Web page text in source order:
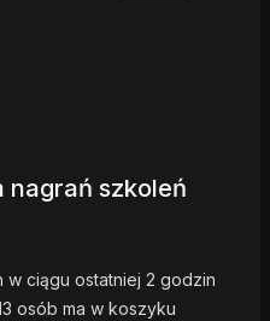
nagrań szkoleń
w ciągu ostatniej 2 godzin
osób ma w koszyku